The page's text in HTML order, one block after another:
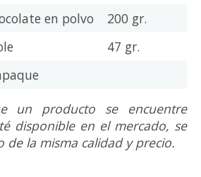
en polvo
200 gr.
47 gr.
un producto se encuentre
disponible en el mercado, se
la misma calidad y precio.